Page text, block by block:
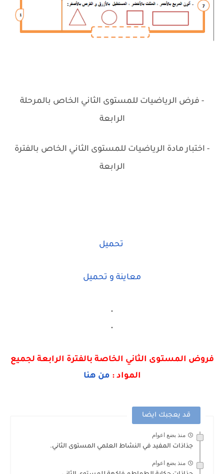
- فرض الرياضيات للمستوى الثاني الخاص بالمرحلة
الرابعة
- اختبار مادة الرياضيات للمستوى الثاني الخاص بالفترة
الرابعة
تحميل
معاينة و تحميل
.
.
فروض المستوى الثاني الخاصة بالفترة الرابعة لجميع
المواد : من هنا
قد يعجبك ايضا
منذ بضع اعوام
جذاذات المفيد في النشاط العلمي المستوى الثاني.
منذ بضع اعوام